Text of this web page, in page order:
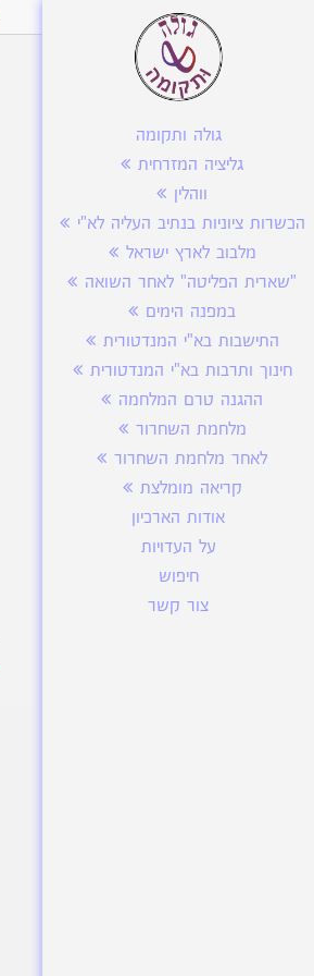
גולה ותקומה
גליציה המזרחית
ווהלין
הכשרות ציוניות בנתיב העליה לא"י
מלבוב לארץ ישראל
"שארית הפליטה" לאחר השואה
במפנה הימים
התישבות בא"י המנדטורית
חינוך ותרבות בא"י המנדטורית
ההגנה טרם המלחמה
מלחמת השחרור
לאחר מלחמת השחרור
קריאה מומלצת
אודות הארכיון
על העדויות
חיפוש
צור קשר